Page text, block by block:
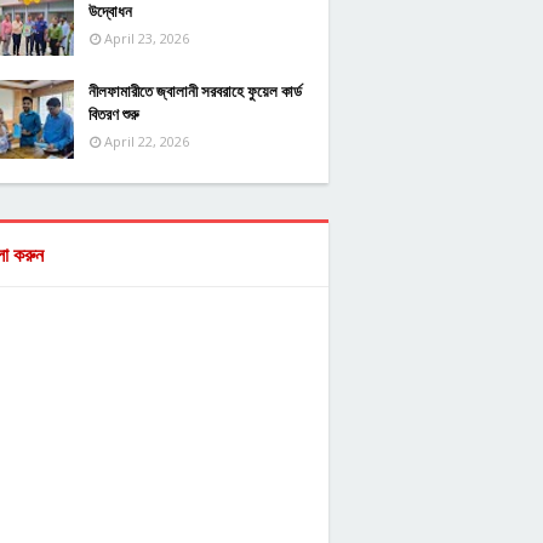
উদ্বোধন
April 23, 2026
নীলফামারীতে জ্বালানী সরবরাহে ফুয়েল কার্ড
বিতরণ শুরু
April 22, 2026
করুন